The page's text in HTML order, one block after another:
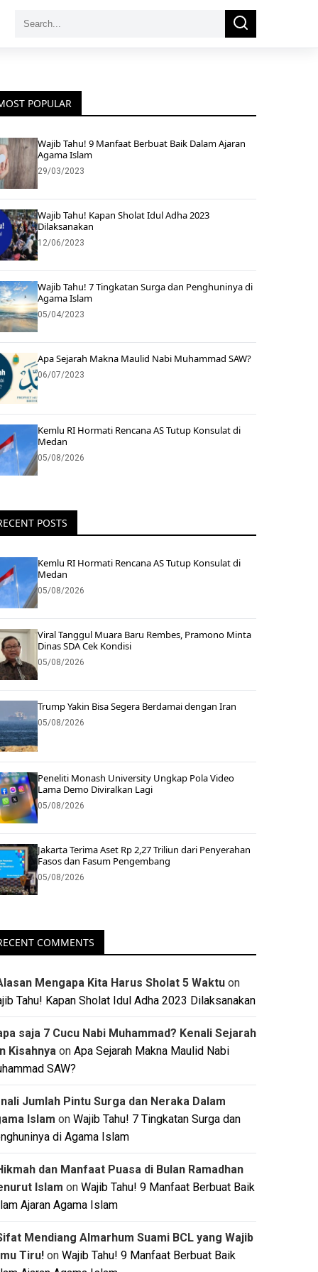
Search
Search
POPULAR
Wajib Tahu! 9 Manfaat Berbuat Baik Dalam Ajaran
Agama Islam
29/03/2023
Wajib Tahu! Kapan Sholat Idul Adha 2023
Dilaksanakan
12/06/2023
Wajib Tahu! 7 Tingkatan Surga dan Penghuninya di
Agama Islam
05/04/2023
Apa Sejarah Makna Maulid Nabi Muhammad SAW?
06/07/2023
Kemlu RI Hormati Rencana AS Tutup Konsulat di
Medan
05/08/2026
POSTS
Kemlu RI Hormati Rencana AS Tutup Konsulat di
Medan
05/08/2026
Viral Tanggul Muara Baru Rembes, Pramono Minta
Dinas SDA Cek Kondisi
05/08/2026
Trump Yakin Bisa Segera Berdamai dengan Iran
05/08/2026
Peneliti Monash University Ungkap Pola Video
Lama Demo Diviralkan Lagi
05/08/2026
Jakarta Terima Aset Rp 2,27 Triliun dari Penyerahan
Fasos dan Fasum Pengembang
05/08/2026
COMMENTS
Mengapa Kita Harus Sholat 5 Waktu on
Tahu! Kapan Sholat Idul Adha 2023 Dilaksanakan
saja 7 Cucu Nabi Muhammad? Kenali Sejarah
Kisahnya on Apa Sejarah Makna Maulid Nabi
SAW?
Jumlah Pintu Surga dan Neraka Dalam
Islam on Wajib Tahu! 7 Tingkatan Surga dan
di Agama Islam
dan Manfaat Puasa di Bulan Ramadhan
Islam on Wajib Tahu! 9 Manfaat Berbuat Baik
Ajaran Agama Islam
Mendiang Almarhum Suami BCL yang Wajib
Tiru! on Wajib Tahu! 9 Manfaat Berbuat Baik